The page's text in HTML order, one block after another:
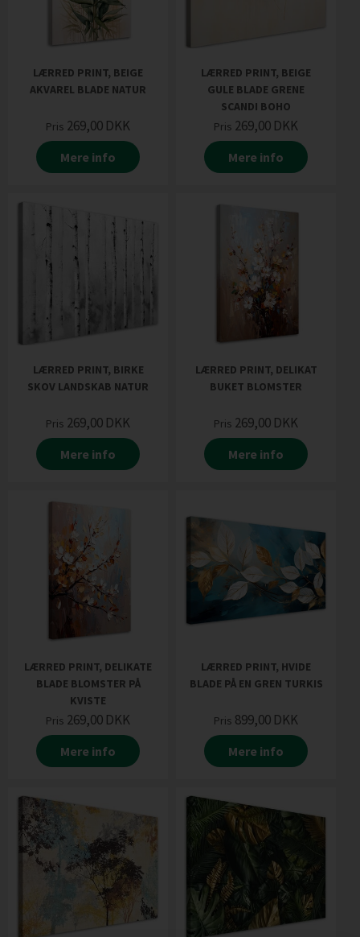
LÆRRED PRINT, BEIGE
AKVAREL BLADE NATUR
Pris 269,00 DKK
Mere info
LÆRRED PRINT, BEIGE
GULE BLADE GRENE
SCANDI BOHO
Pris 269,00 DKK
Mere info
LÆRRED PRINT, BIRKE
SKOV LANDSKAB NATUR
Pris 269,00 DKK
Mere info
LÆRRED PRINT, DELIKAT
BUKET BLOMSTER
Pris 269,00 DKK
Mere info
LÆRRED PRINT, DELIKATE
BLADE BLOMSTER PÅ
KVISTE
Pris 269,00 DKK
Mere info
LÆRRED PRINT, HVIDE
BLADE PÅ EN GREN TURKIS
Pris 899,00 DKK
Mere info